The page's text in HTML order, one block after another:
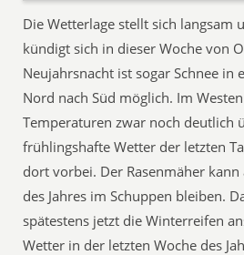
Die Wetterlage stellt sich langsam
kündigt sich in dieser Woche von
Neujahrsnacht ist sogar Schnee in
Nord nach Süd möglich. Im
Temperaturen zwar noch deutlich
frühlingshafte Wetter der letzten
dort vorbei. Der Rasenmäher kann
des Jahres im Schuppen bleiben.
spätestens jetzt die Winterreifen
Wetter in der letzten Woche des